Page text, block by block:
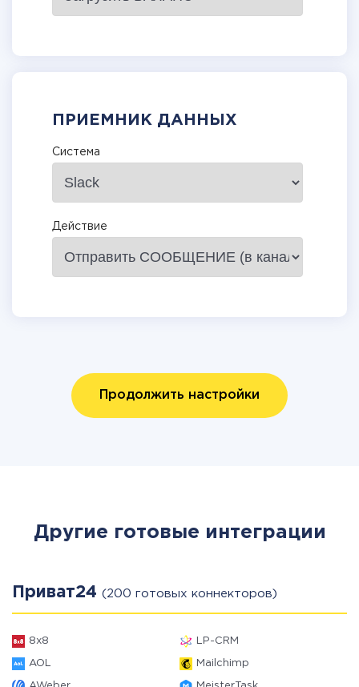
ПРИЕМНИК ДАННЫХ
Система
Действие
Продолжить настройки
Другие готовые интеграции
Приват24 (200 готовых коннекторов)
8x8 LP-CRM
AOL Mailchimp